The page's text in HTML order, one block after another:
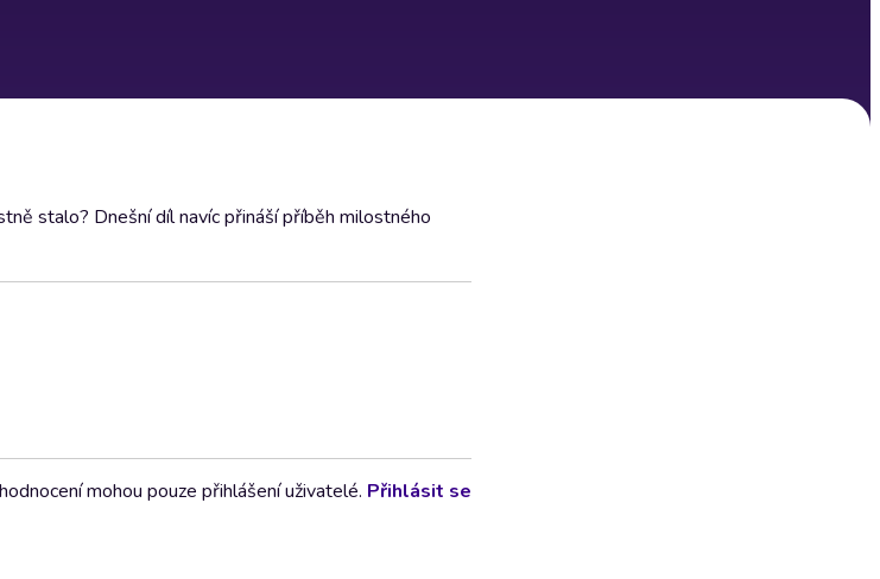
stalo? Dnešní díl navíc přináší příběh milostného
mohou pouze přihlášení uživatelé. Přihlásit se